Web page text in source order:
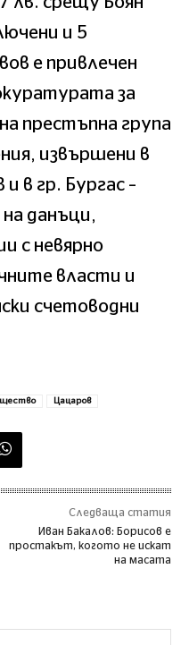
и 5
е привлечен
за
престъпна група
извършени в
в гр. Бургас –
данъци,
с невярно
власти и
счетоводни
Цацаров
Следваща статия
Иван Бакалов: Борисов е
простакът, когото не искат
на масата